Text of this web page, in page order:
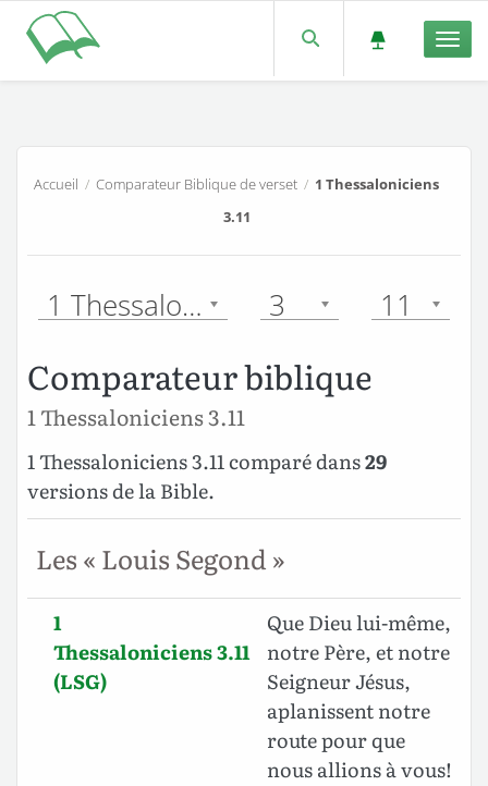
Accueil /Comparateur Biblique de verset / 1 Thessaloniciens
3.11
1 Thessaloniciens 3 11
Comparateur biblique
1 Thessaloniciens 3.11
1 Thessaloniciens 3.11 comparé dans29
versions de la Bible.
Les « Louis Segond »
1
Thessaloniciens 3.11
(LSG)
Que Dieu lui-même,
notre Père, et notre
Seigneur Jésus,
aplanissent notre
route pour que
nous allions à vous!